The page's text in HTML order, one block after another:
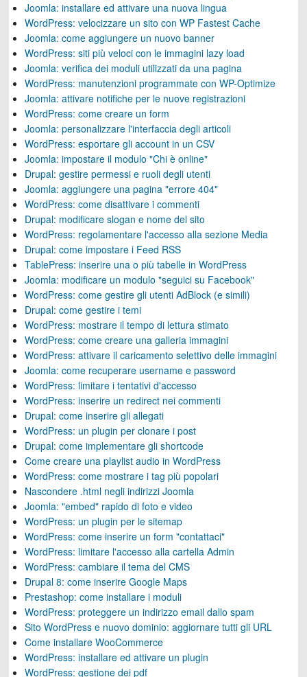
Joomla: installare ed attivare una nuova lingua
WordPress: velocizzare un sito con WP Fastest Cache
Joomla: come aggiungere un nuovo banner
WordPress: siti più veloci con le immagini lazy load
Joomla: verifica dei moduli utilizzati da una pagina
WordPress: manutenzioni programmate con WP-Optimize
Joomla: attivare notifiche per le nuove registrazioni
WordPress: come creare un form
Joomla: personalizzare l'interfaccia degli articoli
WordPress: esportare gli account in un CSV
Joomla: impostare il modulo "Chi è online"
Drupal: gestire permessi e ruoli degli utenti
Joomla: aggiungere una pagina "errore 404"
WordPress: come disattivare i commenti
Drupal: modificare slogan e nome del sito
WordPress: regolamentare l'accesso alla sezione Media
Drupal: come impostare i Feed RSS
TablePress: inserire una o più tabelle in WordPress
Joomla: modificare un modulo "seguici su Facebook"
WordPress: come gestire gli utenti AdBlock (e simili)
Drupal: come gestire i temi
WordPress: mostrare il tempo di lettura stimato
WordPress: come creare una galleria immagini
WordPress: attivare il caricamento selettivo delle immagini
Joomla: come recuperare username e password
WordPress: limitare i tentativi d'accesso
WordPress: inserire un redirect nei commenti
Drupal: come inserire gli allegati
WordPress: un plugin per clonare i post
Drupal: come implementare gli shortcode
Come creare una playlist audio in WordPress
WordPress: come mostrare i tag più popolari
Nascondere .html negli indirizzi Joomla
Joomla: "embed" rapido di foto e video
WordPress: un plugin per le sitemap
WordPress: come inserire un form "contattaci"
WordPress: limitare l'accesso alla cartella Admin
WordPress: cambiare il tema del CMS
Drupal 8: come inserire Google Maps
Prestashop: come installare i moduli
WordPress: proteggere un indirizzo email dallo spam
Sito WordPress e nuovo dominio: aggiornare tutti gli URL
Come installare WooCommerce
WordPress: installare ed attivare un plugin
WordPress: gestione dei pdf